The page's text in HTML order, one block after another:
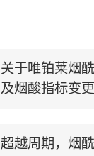
关于唯铂莱烟
及烟酸指标变
超越周期，烟